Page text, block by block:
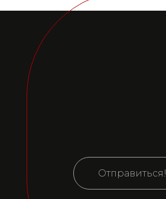
Отправиться!